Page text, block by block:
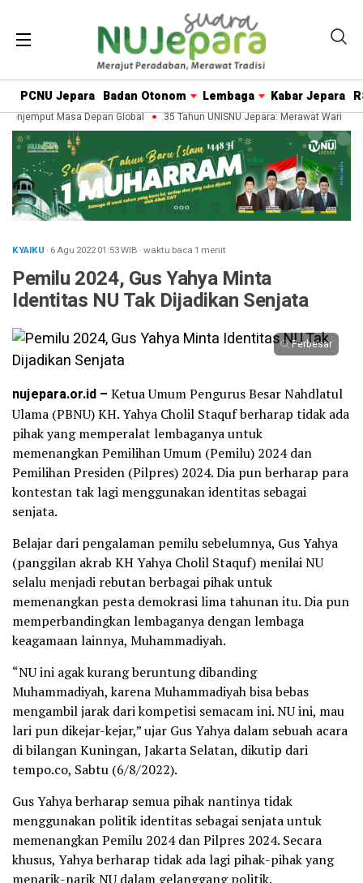
PCNU Jepara Badan Otonom Lembaga Kabar Jepara
Masa Depan Global 35 Tahun UNISNU Jepara: Merawat Warisan
KYAIKU · 6 Agu 202201:53WIB ·waktu baca 1 menit
Pemilu 2024, Gus Yahya Minta
Identitas NU Tak Dijadikan Senjata
Perbesar
nujepara.or.id – Ketua Umum Pengurus Besar Nahdlatul
Ulama (PBNU) KH. Yahya Cholil Staquf berharap tidak ada
pihak yang memperalat lembaganya untuk
memenangkan Pemilihan Umum (Pemilu) 2024 dan
Pemilihan Presiden (Pilpres) 2024. Dia pun berharap para
kontestan tak lagi menggunakan identitas sebagai
senjata.
Belajar dari pengalaman pemilu sebelumnya, Gus Yahya
(panggilan akrab KH Yahya Cholil Staquf) menilai NU
selalu menjadi rebutan berbagai pihak untuk
memenangkan pesta demokrasi lima tahunan itu. Dia pun
memperbandingkan lembaganya dengan lembaga
keagamaan lainnya, Muhammadiyah.
“NU ini agak kurang beruntung dibanding
Muhammadiyah, karena Muhammadiyah bisa bebas
mengambil jarak dari kompetisi semacam ini. NU ini, mau
lari pun dikejar-kejar,” ujar Gus Yahya dalam sebuah acara
di bilangan Kuningan, Jakarta Selatan, dikutip dari
tempo.co, Sabtu (6/8/2022).
Gus Yahya berharap semua pihak nantinya tidak
menggunakan politik identitas sebagai senjata untuk
memenangkan Pemilu 2024 dan Pilpres 2024. Secara
khusus, Yahya berharap tidak ada lagi pihak-pihak yang
menarik-narik NU dalam gelanggang politik.